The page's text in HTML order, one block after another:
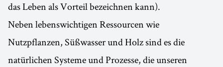
das Leben als Vorteil bezeichnen kann).
Neben lebenswichtigen Ressourcen wie
Nutzpflanzen, Süßwasser und Holz sind es die
natürlichen Systeme und Prozesse, die unseren